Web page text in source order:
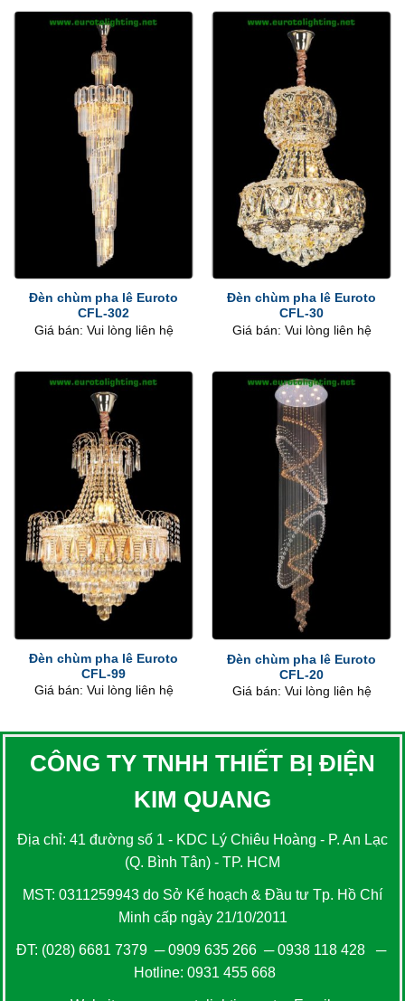
Đèn chùm pha lê Euroto
CFL-302
Giá bán: Vui lòng liên hệ
Đèn chùm pha lê Euroto
CFL-30
Giá bán: Vui lòng liên hệ
Đèn chùm pha lê Euroto
CFL-99
Giá bán: Vui lòng liên hệ
Đèn chùm pha lê Euroto
CFL-20
Giá bán: Vui lòng liên hệ
CÔNG TY TNHH THIẾT BỊ ĐIỆN
KIM QUANG
Địa chỉ: 41 đường số 1 - KDC Lý Chiêu Hoàng - P. An Lạc
(Q. Bình Tân) - TP. HCM
MST: 0311259943 do Sở Kế hoạch & Đầu tư Tp. Hồ Chí
Minh cấp ngày 21/10/2011
ĐT: (028) 6681 7379 ─0909 635 266─0938 118 428─
Hotline: 0931 455 668